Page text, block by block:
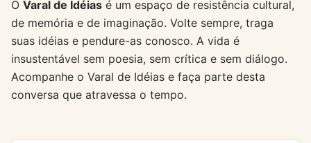
O Varal de Idéias é um espaço de resistência cultural,
de memória e de imaginação. Volte sempre, traga
suas idéias e pendure-as conosco. A vida é
insustentável sem poesia, sem crítica e sem diálogo.
Acompanhe o Varal de Idéias e faça parte desta
conversa que atravessa o tempo.